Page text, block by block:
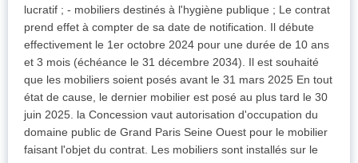
lucratif ; - mobiliers destinés à l'hygiène publique ; Le contrat
prend effet à compter de sa date de notification. Il débute
effectivement le 1er octobre 2024 pour une durée de 10 ans
et 3 mois (échéance le 31 décembre 2034). Il est souhaité
que les mobiliers soient posés avant le 31 mars 2025 En tout
état de cause, le dernier mobilier est posé au plus tard le 30
juin 2025. la Concession vaut autorisation d'occupation du
domaine public de Grand Paris Seine Ouest pour le mobilier
faisant l'objet du contrat. Les mobiliers sont installés sur le